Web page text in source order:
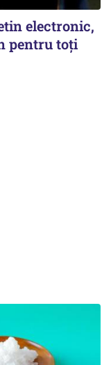
electronic,
pentru toți